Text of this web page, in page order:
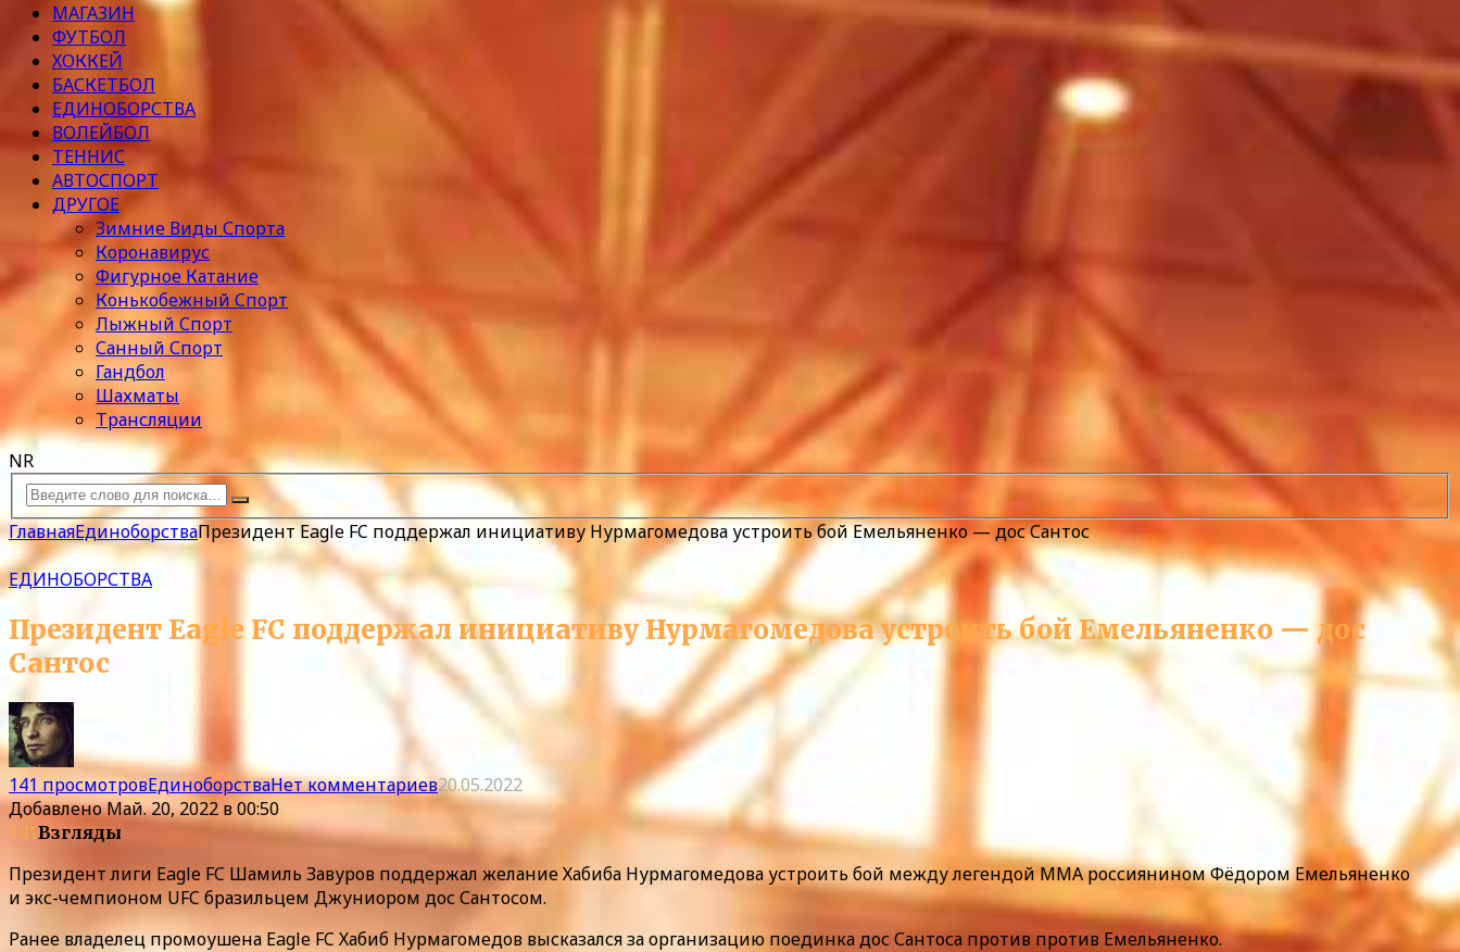
МАГАЗИН
ФУТБОЛ
ХОККЕЙ
БАСКЕТБОЛ
ЕДИНОБОРСТВА
ВОЛЕЙБОЛ
ТЕННИС
АВТОСПОРТ
ДРУГОЕ
Зимние Виды Спорта
Коронавирус
Фигурное Катание
Конькобежный Спорт
Лыжный Спорт
Санный Спорт
Гандбол
Шахматы
Трансляции
NR
ГлавнаяЕдиноборстваПрезидент Eagle FC поддержал инициативу Нурмагомедова устроить бой Емельяненко — дос Сантос
ЕДИНОБОРСТВА
Президент Eagle FC поддержал инициативу Нурмагомедова устроить бой Емельяненко — дос
Сантос
141 просмотровЕдиноборстваНет комментариев20.05.2022
ДобавленоМай. 20, 2022 в 00:50
141Взгляды
Президент лиги Eagle FC Шамиль Завуров поддержал желание Хабиба Нурмагомедова устроить бой между легендой MMA россиянином Фёдором Емельяненко
и экс-чемпионом UFC бразильцем Джуниором дос Сантосом.
Ранее владелец промоушена Eagle FC Хабиб Нурмагомедов высказался за организацию поединка дос Сантоса против против Емельяненко.